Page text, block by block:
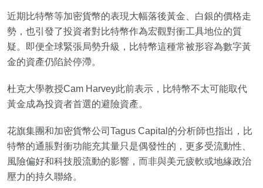
近期比特幣等加密貨幣的表現大幅落後黃金、白銀的價格走
勢，也引發了投資者對比特幣作為宏觀對衝工具地位的質
疑。即便全球緊張局勢升級，比特幣這種常被形容為數字黃
金的資產仍陷於停滯。
杜克大學教授Cam Harvey此前表示，比特幣不太可能取代
黃金成為投資者首選的避險資產。
花旗集團和加密貨幣公司Tagus Capital的分析師也指出，比
特幣的通脹對衝功能充其量只是偶發性的，更多受流動性、
風險偏好和科技股流動的影響，而非與美元疲軟或地緣政治
壓力的持久聯絡。